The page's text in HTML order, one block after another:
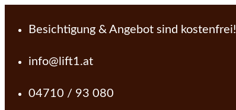
Besichtigung & Angebot sind kostenfrei!
info@lift1.at
04710 / 93 080